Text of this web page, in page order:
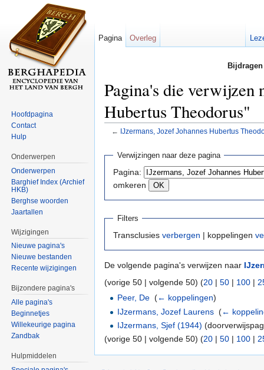
Pagina's die verwijzen
Hubertus Theodorus"
← IJzermans, Jozef Johannes Hubertus
Verwijzingen naar deze pagina
Pagina:
omkeren
Filters
Transclusies verbergen | koppelingen
De volgende pagina's verwijzen naar
(vorige 50 | volgende 50) (20 | 50 | 100 |
Peer, De ‎(← koppelingen)
IJzermans, Jozef Laurens ‎(←
IJzermans, Sjef (1944)
(vorige 50 | volgende 50) (20 | 50 | 100 |
Pagina Overleg
Hoofdpagina
Contact
Hulp
Onderwerpen
Onderwerpen
Barghief Index (Archief
HKB)
Berghse woorden
Jaartallen
Wijzigingen
Nieuwe pagina's
Nieuwe bestanden
Recente wijzigingen
Bijzondere pagina's
Alle pagina's
Beginnetjes
Willekeurige pagina
Zandbak
Hulpmiddelen